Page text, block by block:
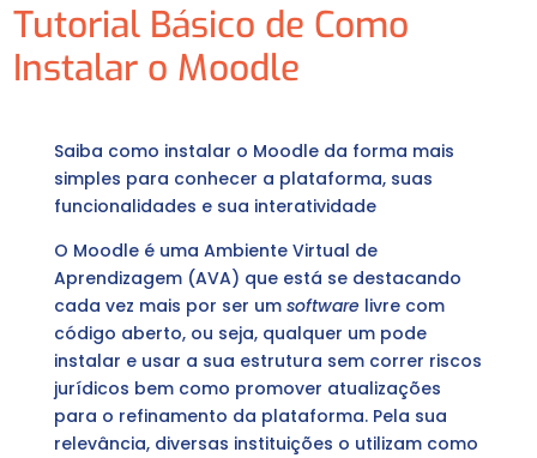
Tutorial Básico de Como
Instalar o Moodle
Saiba como instalar o Moodle da forma mais
simples para conhecer a plataforma, suas
funcionalidades e sua interatividade
O Moodle é uma Ambiente Virtual de
Aprendizagem (AVA) que está se destacando
cada vez mais por ser um softwarelivre com
código aberto, ou seja, qualquer um pode
instalar e usar a sua estrutura sem correr riscos
jurídicos bem como promover atualizações
para o refinamento da plataforma. Pela sua
relevância, diversas instituições o utilizam como